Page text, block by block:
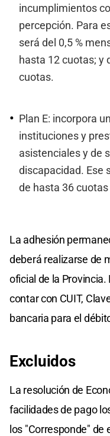
incumplimientos
percepción. Para
será del 0,5 %
hasta 12 cuotas; y
cuotas.
Plan E: incorpora
instituciones y
asistenciales y de
discapacidad. Ese
de hasta 36
La adhesión
deberá realizarse de
oficial de la
contar con CUIT,
bancaria para el
Excluidos
La resolución de
facilidades de pago
los "Corresponde" de